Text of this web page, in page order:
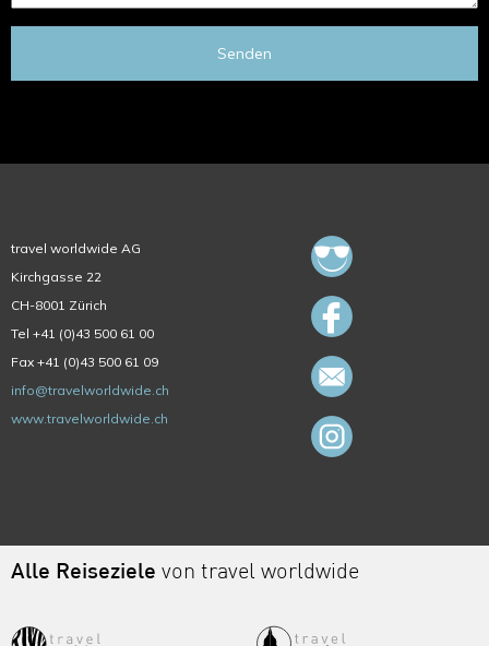
Senden
travel worldwide AG
Kirchgasse 22
CH-8001 Zürich
Tel +41 (0)43 500 61 00
Fax +41 (0)43 500 61 09
info@travelworldwide.ch
www.travelworldwide.ch
Alle Reiseziele von travel worldwide